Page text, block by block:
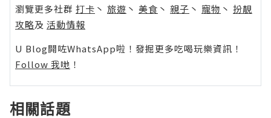
瀏覽更多社群 打卡 丶 旅遊 丶 美食 丶 親子 丶 寵物 丶 扮靚
攻略及 活動情報
U Blog開咗WhatsApp啦！發掘更多吃喝玩樂資訊！
Follow 我哋 ！
相關話題